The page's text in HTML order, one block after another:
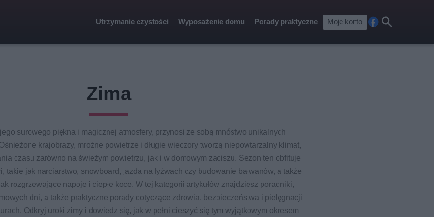
Utrzymanie czystości Wyposażenie domu Porady praktyczne Moje konto
cebkaj
Zima
surowego piękna i magicznej atmosfery, przynosi ze sobą mnóstwo unikalnych
krajobrazy, mroźne powietrze i długie wieczory tworzą niepowtarzalny klimat,
czasu zarówno na świeżym powietrzu, jak i w domowym zaciszu. Sezon ten obfituje
takie jak narciarstwo, snowboard, jazda na łyżwach czy budowanie bałwanów, a także
rozgrzewające napoje i ciepłe koce. W tej kategorii artykułów znajdziesz poradniki,
dni, a także praktyczne porady dotyczące zdrowia, bezpieczeństwa i pielęgnacji
Odkryj uroki zimy i dowiedz się, jak w pełni cieszyć się tym wyjątkowym okresem